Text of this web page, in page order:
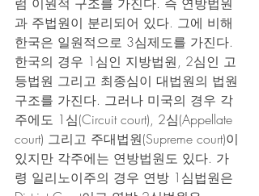
과 주법원이 분리되어 있다. 그에 비해
한국은 일원적으로 3심제도를 가진다.
한국의 경우 1심인 지방법원, 2심인 고
등법원 그리고 최종심이 대법원의 법원
구조를 가진다. 그러나 미국의 경우 각
주에도 1심(Circuit court), 2심(Appellate
court) 그리고 주대법원(Supreme court)이
있지만 각주에는 연방법원도 있다. 가
령 일리노이주의 경우 연방 1심법원은